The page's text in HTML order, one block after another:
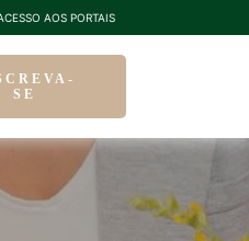
AOS PORTAIS
SE